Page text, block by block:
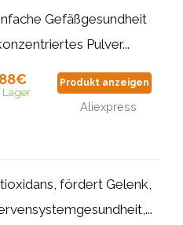
Gefäßgesundheit
Pulver...
Lager
Produkt anzeigen
Aliexpress
fördert Gelenk,